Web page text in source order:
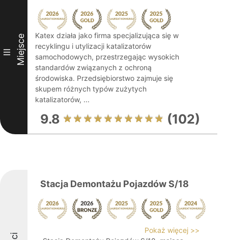
III Miejsce
Katex działa jako firma specjalizująca się w
recyklingu i utylizacji katalizatorów
samochodowych, przestrzegając wysokich
standardów związanych z ochroną
środowiska. Przedsiębiorstwo zajmuje się
skupem różnych typów zużytych
katalizatorów, ...
9.8 (102)
Stacja Demontażu Pojazdów S/18
Pokaż więcej >>